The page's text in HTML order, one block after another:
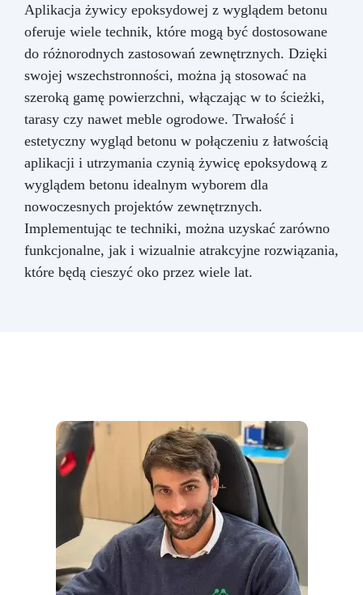
Aplikacja żywicy epoksydowej z wyglądem betonu
oferuje wiele technik, które mogą być dostosowane
do różnorodnych zastosowań zewnętrznych. Dzięki
swojej wszechstronności, można ją stosować na
szeroką gamę powierzchni, włączając w to ścieżki,
tarasy czy nawet meble ogrodowe. Trwałość i
estetyczny wygląd betonu w połączeniu z łatwością
aplikacji i utrzymania czynią żywicę epoksydową z
wyglądem betonu idealnym wyborem dla
nowoczesnych projektów zewnętrznych.
Implementując te techniki, można uzyskać zarówno
funkcjonalne, jak i wizualnie atrakcyjne rozwiązania,
które będą cieszyć oko przez wiele lat.